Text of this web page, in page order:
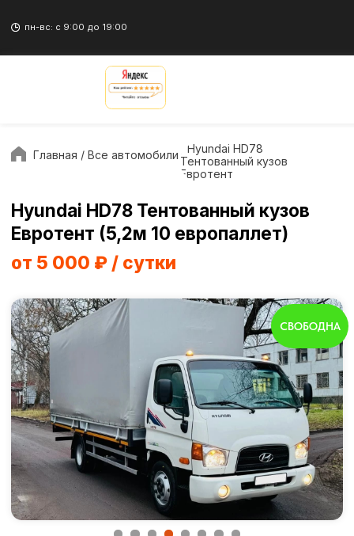
/ Все автомобили / Hyundai HD78
Hyundai HD78 Тентованный кузов
Евротент (5,2м 10 европаллет)
Грузоподъемность — до 4 500 кг
Габариты будки (Д×Ш×В) — 5 200 x 2 070 x 2
240
Объем фургона — 20 м³ и 10 Европаллетов
Посадочных мест — 1+2
Топливо — Дизель
Расход 14-18 л / 100км
5-ступенчатая МКПП
Кондиционер - Нет
СВОБОДНА